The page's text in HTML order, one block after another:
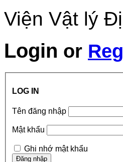
Viện Vật lý
Login or
LOG IN
Tên đăng nhập
Mật khẩu
Ghi nhớ mật khẩu